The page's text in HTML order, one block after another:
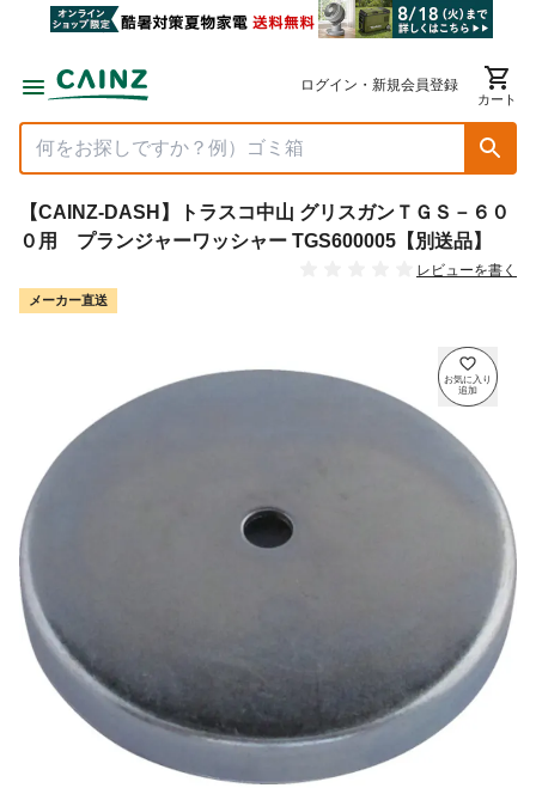
ログイン・新規会員登録
カート
【CAINZ-DASH】トラスコ中山 グリスガンＴＧＳ－６０
０用 プランジャーワッシャー TGS600005【別送品】
レビューを書く
メーカー直送